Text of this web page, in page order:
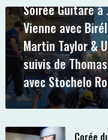
Soirée Guitare à
Vienne avec
Martin Taylor &
suivis de
avec Stochelo
Corée